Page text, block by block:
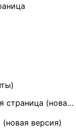
Стартовая страница (новая версия)
версия)